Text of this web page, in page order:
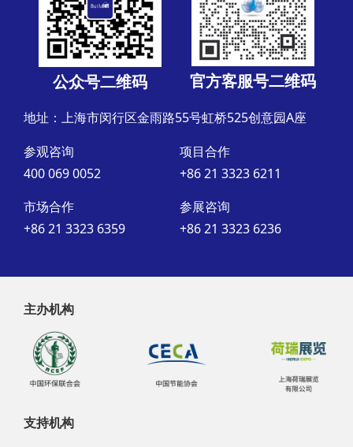
公众号二维码 官方客服号二维码
地址：上海市闵行区金雨路55号虹桥525创意园A座
参观咨询
400 069 0052
项目合作
+86 21 3323 6211
市场合作
+86 21 3323 6359
参展咨询
+86 21 3323 6236
主办机构
支持机构